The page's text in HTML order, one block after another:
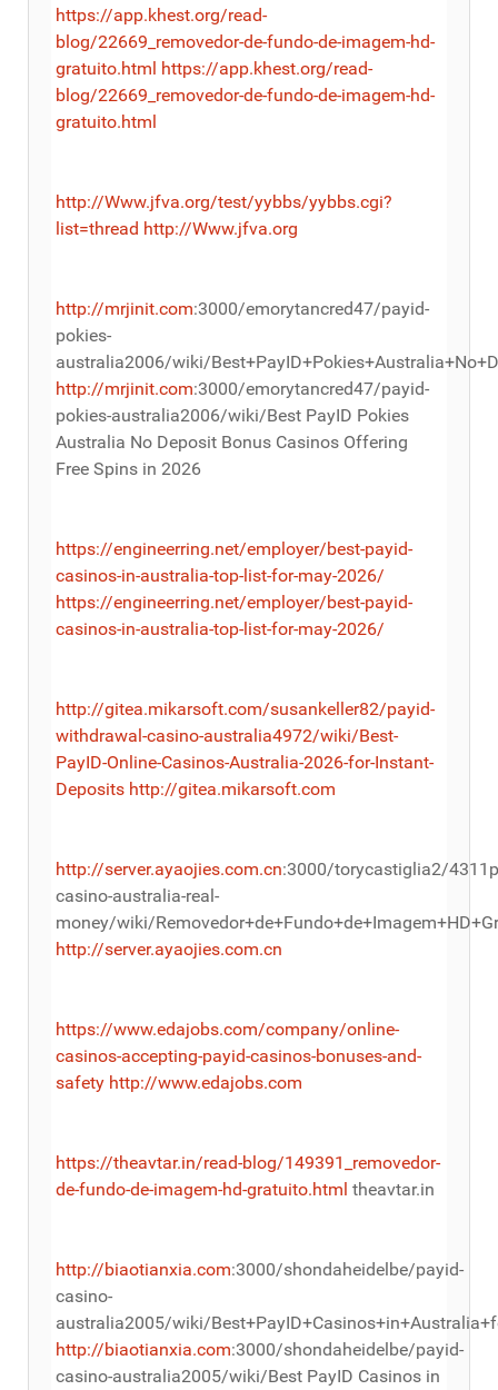
https://app.khest.org/read-
blog/22669_removedor-de-fundo-de-imagem-hd-
gratuito.html https://app.khest.org/read-
blog/22669_removedor-de-fundo-de-imagem-hd-
gratuito.html
http://Www.jfva.org/test/yybbs/yybbs.cgi?
list=thread http://Www.jfva.org
http://mrjinit.com:3000/emorytancred47/payid-
pokies-
australia2006/wiki/
http://mrjinit.com:3000/emorytancred47/payid-
pokies-australia2006/wiki/Best PayID Pokies
Australia No Deposit Bonus Casinos Offering
Free Spins in 2026
https://engineerring.net/employer/best-payid-
casinos-in-australia-top-list-for-may-2026/
https://engineerring.net/employer/best-payid-
casinos-in-australia-top-list-for-may-2026/
http://gitea.mikarsoft.com/susankeller82/payid-
withdrawal-casino-australia4972/wiki/Best-
PayID-Online-Casinos-Australia-2026-for-Instant-
Deposits http://gitea.mikarsoft.com
http://server.ayaojies.com.cn:3000/torycastiglia2/
casino-australia-real-
money/wiki/
http://server.ayaojies.com.cn
https://www.edajobs.com/company/online-
casinos-accepting-payid-casinos-bonuses-and-
safety http://www.edajobs.com
https://theavtar.in/read-blog/149391_removedor-
de-fundo-de-imagem-hd-gratuito.html theavtar.in
http://biaotianxia.com:3000/shondaheidelbe/payid-
casino-
australia2005/wiki/
http://biaotianxia.com:3000/shondaheidelbe/payid-
casino-australia2005/wiki/Best PayID Casinos in